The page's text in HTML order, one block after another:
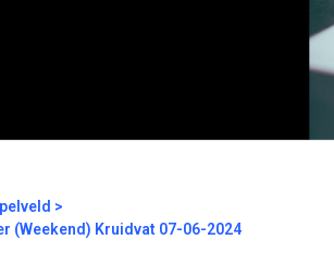
(Weekend) Kruidvat 07-06-2024